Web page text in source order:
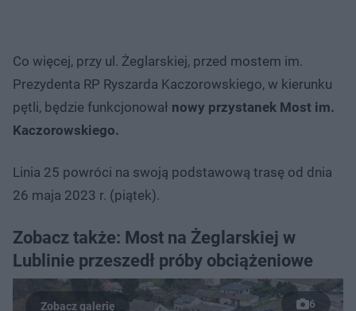
Co więcej, przy ul. Żeglarskiej, przed mostem im.
Prezydenta RP Ryszarda Kaczorowskiego, w kierunku
pętli, będzie funkcjonował nowy przystanek Most im.
Kaczorowskiego.
Linia 25 powróci na swoją podstawową trasę od dnia
26 maja 2023 r. (piątek).
Zobacz także: Most na Żeglarskiej w
Lublinie przeszedł próby obciążeniowe
6